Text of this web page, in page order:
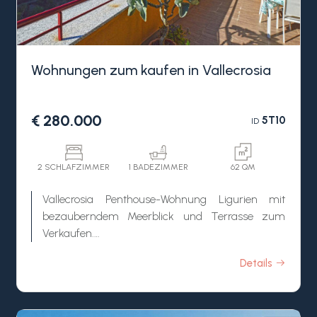
Wohnungen zum kaufen in Vallecrosia
€ 280.000 ID5T10
2 SCHLAFZIMMER 1 BADEZIMMER 62 QM
Vallecrosia Penthouse-Wohnung Ligurien mit
bezauberndem Meerblick und Terrasse zum
Verkaufen.
dominanter Position und mit herrlichem Blick auf
Details